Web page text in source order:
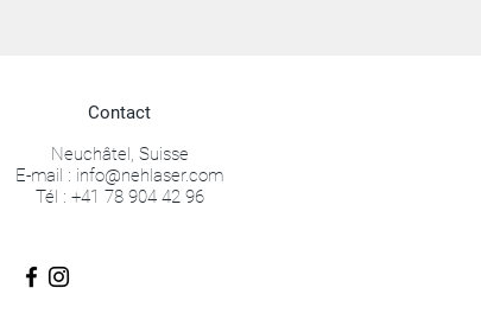
Contact
Neuchâtel, Suisse
E-mail : info@nehlaser.com
Tél : +41 78 904 42 96